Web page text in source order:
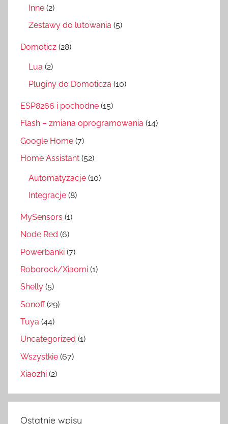
Inne (2)
Zestawy do lutowania (5)
Domoticz (28)
Lua (2)
Pluginy do Domoticza (10)
ESP8266 i pochodne (15)
Flash – zmiana oprogramowania (14)
Google Home (7)
Home Assistant (52)
Automatyzacje (10)
Integracje (8)
MySensors (1)
Node Red (6)
Powerbanki (7)
Roborock/Xiaomi (1)
Shelly (5)
Sonoff(29)
Tuya (44)
Uncategorized (1)
Wszystkie (67)
Xiaozhi (2)
Ostatnie wpisy